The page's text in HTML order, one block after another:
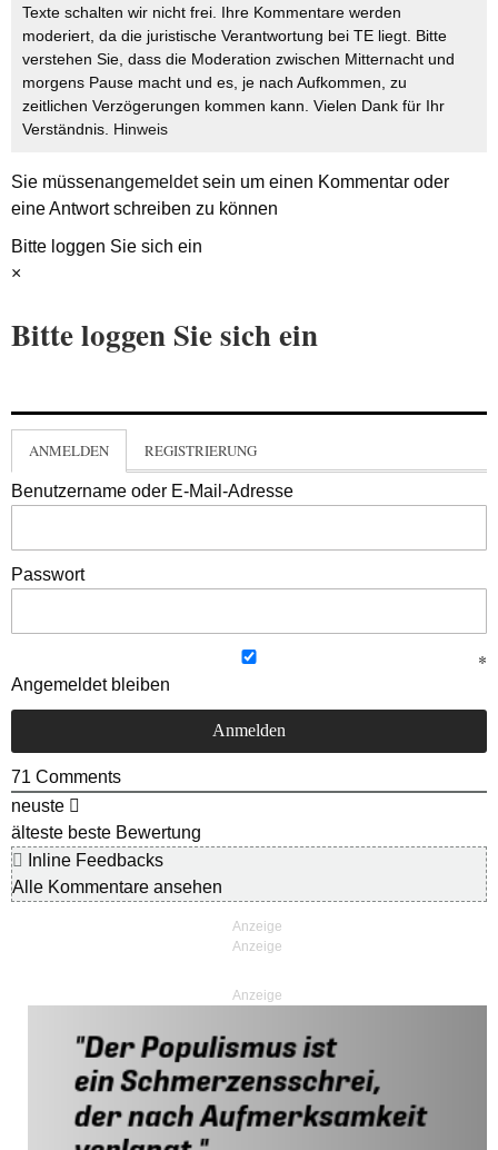
Texte schalten wir nicht frei. Ihre Kommentare werden
moderiert, da die juristische Verantwortung bei TE liegt. Bitte
verstehen Sie, dass die Moderation zwischen Mitternacht und
morgens Pause macht und es, je nach Aufkommen, zu
zeitlichen Verzögerungen kommen kann. Vielen Dank für Ihr
Verständnis. Hinweis
Sie müssenangemeldetsein um einen Kommentar oder
eine Antwort schreiben zu können
Bitte loggen Sie sich ein
×
Bitte loggen Sie sich ein
ANMELDEN REGISTRIERUNG
Benutzername oder E-Mail-Adresse
Passwort
Angemeldet bleiben
71 Comments
neuste
älteste beste Bewertung
Inline Feedbacks
Alle Kommentare ansehen
Anzeige